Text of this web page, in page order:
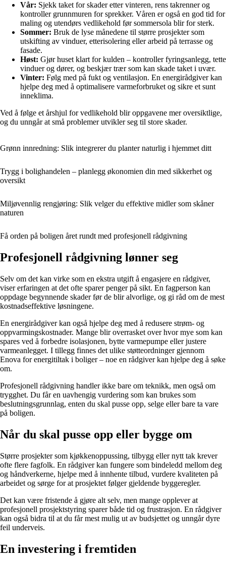
Vår: Sjekk taket for skader etter vinteren, rens takrenner og
kontroller grunnmuren for sprekker. Våren er også en god tid for
maling og utendørs vedlikehold før sommersola blir for sterk.
Sommer: Bruk de lyse månedene til større prosjekter som
utskifting av vinduer, etterisolering eller arbeid på terrasse og
fasade.
Høst: Gjør huset klart for kulden – kontroller fyringsanlegg, tette
vinduer og dører, og beskjær trær som kan skade taket i uvær.
Vinter: Følg med på fukt og ventilasjon. En energirådgiver kan
hjelpe deg med å optimalisere varmeforbruket og sikre et sunt
inneklima.
Ved å følge et årshjul for vedlikehold blir oppgavene mer oversiktlige,
og du unngår at små problemer utvikler seg til store skader.
Grønn innredning: Slik integrerer du planter naturlig i hjemmet ditt
Trygg i bolighandelen – planlegg økonomien din med sikkerhet og
oversikt
Miljøvennlig rengjøring: Slik velger du effektive midler som skåner
naturen
Få orden på boligen året rundt med profesjonell rådgivning
Profesjonell rådgivning lønner seg
Selv om det kan virke som en ekstra utgift å engasjere en rådgiver,
viser erfaringen at det ofte sparer penger på sikt. En fagperson kan
oppdage begynnende skader før de blir alvorlige, og gi råd om de mest
kostnadseffektive løsningene.
En energirådgiver kan også hjelpe deg med å redusere strøm- og
oppvarmingskostnader. Mange blir overrasket over hvor mye som kan
spares ved å forbedre isolasjonen, bytte varmepumpe eller justere
varmeanlegget. I tillegg finnes det ulike støtteordninger gjennom
Enova for energitiltak i boliger – noe en rådgiver kan hjelpe deg å søke
om.
Profesjonell rådgivning handler ikke bare om teknikk, men også om
trygghet. Du får en uavhengig vurdering som kan brukes som
beslutningsgrunnlag, enten du skal pusse opp, selge eller bare ta vare
på boligen.
Når du skal pusse opp eller bygge om
Større prosjekter som kjøkkenoppussing, tilbygg eller nytt tak krever
ofte flere fagfolk. En rådgiver kan fungere som bindeledd mellom deg
og håndverkerne, hjelpe med å innhente tilbud, vurdere kvaliteten på
arbeidet og sørge for at prosjektet følger gjeldende byggeregler.
Det kan være fristende å gjøre alt selv, men mange opplever at
profesjonell prosjektstyring sparer både tid og frustrasjon. En rådgiver
kan også bidra til at du får mest mulig ut av budsjettet og unngår dyre
feil underveis.
En investering i fremtiden